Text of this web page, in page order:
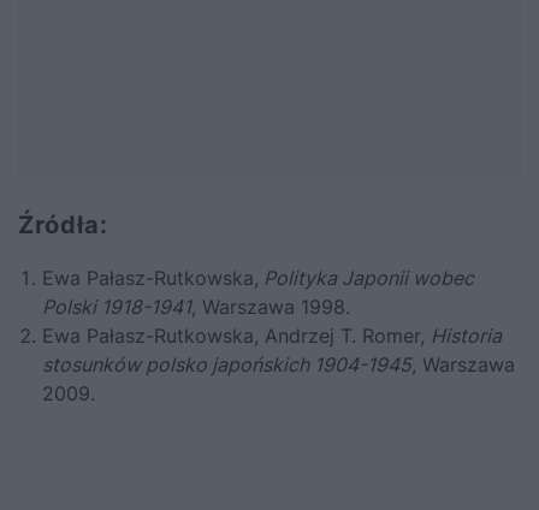
Źródła:
Ewa Pałasz-Rutkowska, Polityka Japonii wobec
Polski 1918-1941, Warszawa 1998.
Ewa Pałasz-Rutkowska, Andrzej T. Romer, Historia
stosunków polsko japońskich 1904-1945, Warszawa
2009.